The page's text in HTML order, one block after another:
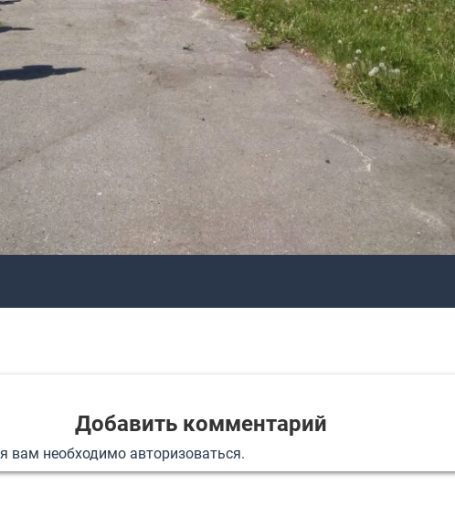
Добавить комментарий
вам необходимо авторизоваться.